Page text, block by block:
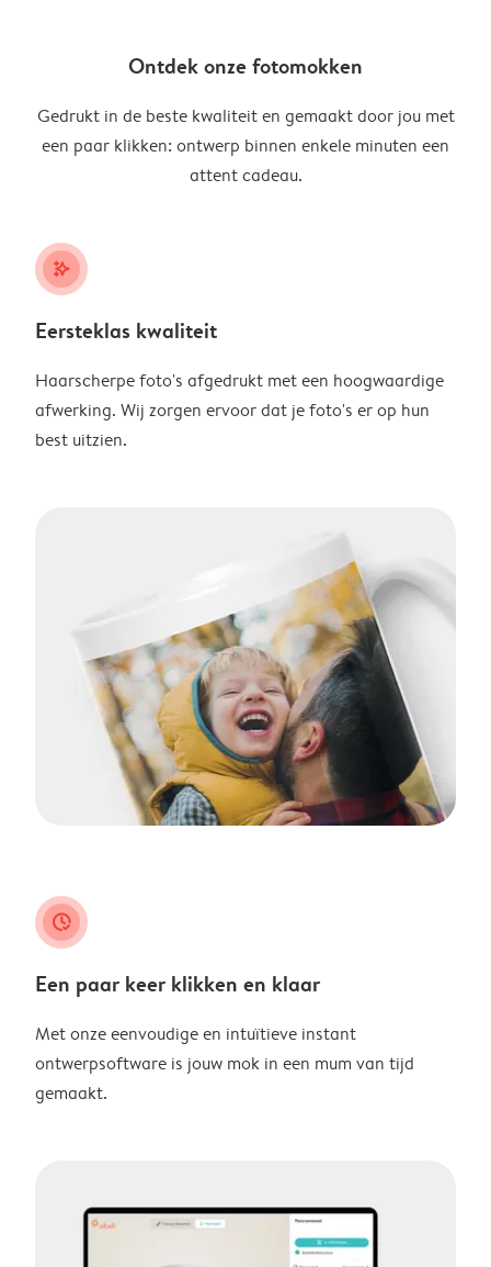
Ontdek onze fotomokken
Gedrukt in de beste kwaliteit en gemaakt door jou met
een paar klikken: ontwerp binnen enkele minuten een
attent cadeau.
stars_plus
Eersteklas kwaliteit
Haarscherpe foto's afgedrukt met een hoogwaardige
afwerking. Wij zorgen ervoor dat je foto's er op hun
best uitzien.
clock_check
Een paar keer klikken en klaar
Met onze eenvoudige en intuïtieve instant
ontwerpsoftware is jouw mok in een mum van tijd
gemaakt.